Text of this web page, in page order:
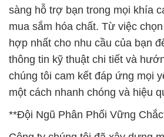
sàng hỗ trợ bạn trong mọi khía
mua sắm hóa chất. Từ việc
hợp nhất cho nhu cầu của bạn
thông tin kỹ thuật chi tiết và
chúng tôi cam kết đáp ứng mọi
một cách nhanh chóng và hiệu
**Đội Ngũ Phân Phối Vững